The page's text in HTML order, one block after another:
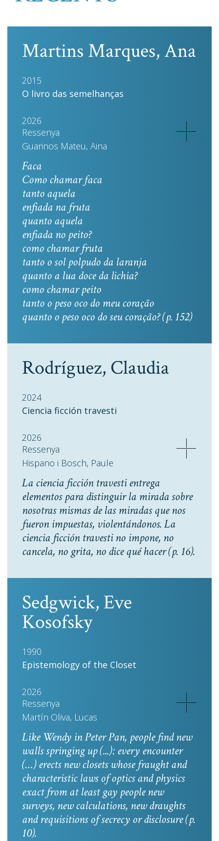
Martins Marques, Ana
2015
O livro das semelhanças
2026
Ressenya
Guarinos Mateu, Aina
Faca
Como chamar faca
tanto aquela
enfiada na fruta
quanto aquela
enfiada no peito?
como chamar fruta
tanto o sol polpudo da laranja
quanto a lua doce da lichia?
como chamar peito
tanto o peso oco do meu coração
quanto o peso oco do seu coração? (p. 152)
Rodríguez, Claudia
2024
Ciencia ficción travesti
2026
Ressenya
Hispano i Bosch, Paule
La ciencia ficción travesti entrega
elementos para distinguir la mirada sobre
nosotras mismas de las miradas que nos
fueron impuestas, violentándonos. La
ciencia ficción travesti no impone, no
cancela, no grita, no dice qué hacer(p. 16).
Sedgwick, Eve
Kosofsky
1990
Epistemology of the Closet
2026
Ressenya
Martín Oliva, Lucas
Like Wendy inPeter Pan, people find new
walls springing up (...): every encounter
(…) erects new closets whose fraught and
characteristic laws of optics and physics
exact from at least gay people new
surveys, new calculations, new draughts
and requisitions of secrecy or disclosure(p.
10).